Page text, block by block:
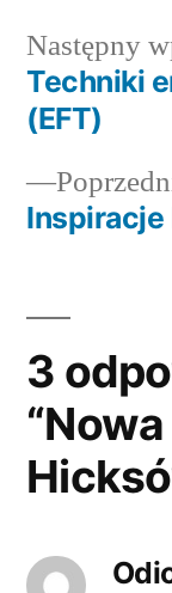
wpisu
Inspiracje
Następny
Techniki
(EFT)
3